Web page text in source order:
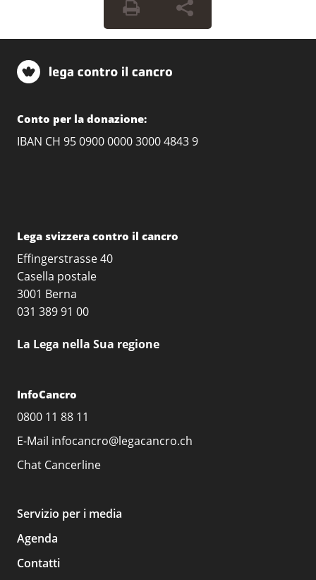
Conto per la donazione:
IBAN CH 95 0900 0000 3000 4843 9
Lega svizzera contro il cancro
Effingerstrasse 40
Casella postale
3001 Berna
031 389 91 00
La Lega nella Sua regione
InfoCancro
0800 11 88 11
E-Mail infocancro@legacancro.ch
Chat Cancerline
Servizio per i media
Agenda
Contatti